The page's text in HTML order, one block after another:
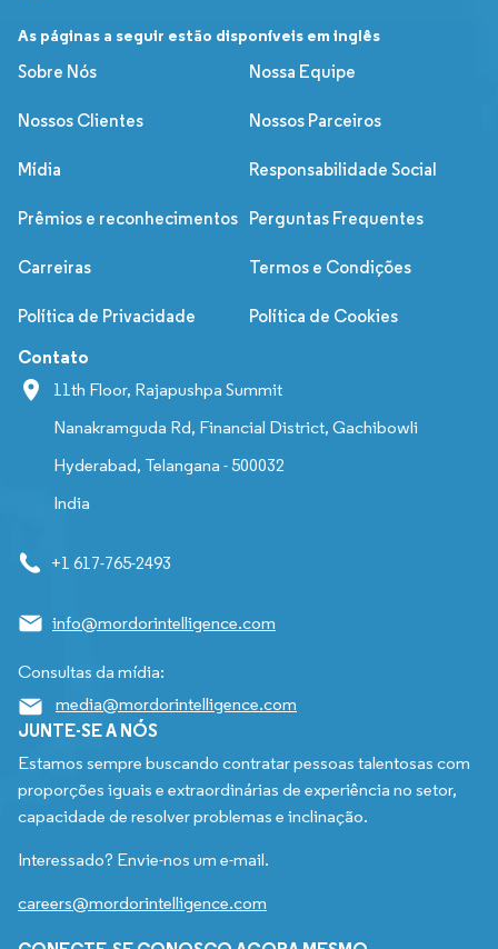
As páginas a seguir estão disponíveis em inglês
Sobre Nós
Nossa Equipe
Nossos Clientes Nossos Parceiros
Mídia Responsabilidade Social
Prêmios e reconhecimentos Perguntas Frequentes
Carreiras Termos e Condições
Política de Privacidade Política de Cookies
Contato
11th Floor, Rajapushpa Summit
Nanakramguda Rd, Financial District, Gachibowli
Hyderabad, Telangana - 500032
India
+1 617-765-2493
info@mordorintelligence.com
Consultas da mídia:
media@mordorintelligence.com
JUNTE-SE A NÓS
Estamos sempre buscando contratar pessoas talentosas com
proporções iguais e extraordinárias de experiência no setor,
capacidade de resolver problemas e inclinação.
Interessado? Envie-nos um e-mail.
careers@mordorintelligence.com